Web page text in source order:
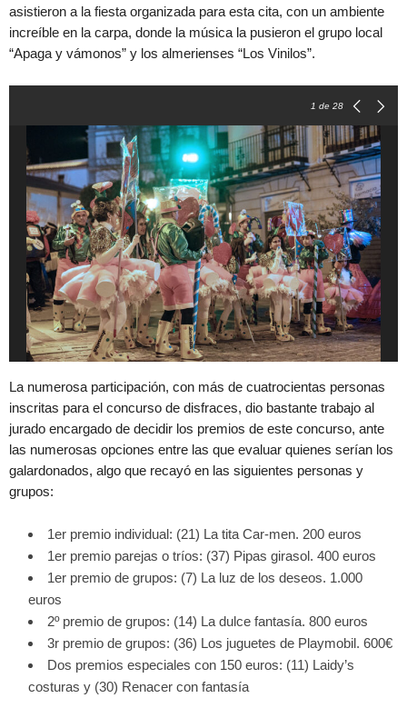
asistieron a la fiesta organizada para esta cita, con un ambiente
increíble en la carpa, donde la música la pusieron el grupo local
“Apaga y vámonos” y los almerienses “Los Vinilos”.
1 de 28
La numerosa participación, con más de cuatrocientas personas
inscritas para el concurso de disfraces, dio bastante trabajo al
jurado encargado de decidir los premios de este concurso, ante
las numerosas opciones entre las que evaluar quienes serían los
galardonados, algo que recayó en las siguientes personas y
grupos:
1er premio individual: (21) La tita Car-men. 200 euros
1er premio parejas o tríos: (37) Pipas girasol. 400 euros
1er premio de grupos: (7) La luz de los deseos. 1.000
euros
2º premio de grupos: (14) La dulce fantasía. 800 euros
3r premio de grupos: (36) Los juguetes de Playmobil. 600€
Dos premios especiales con 150 euros: (11) Laidy’s
costuras y (30) Renacer con fantasía